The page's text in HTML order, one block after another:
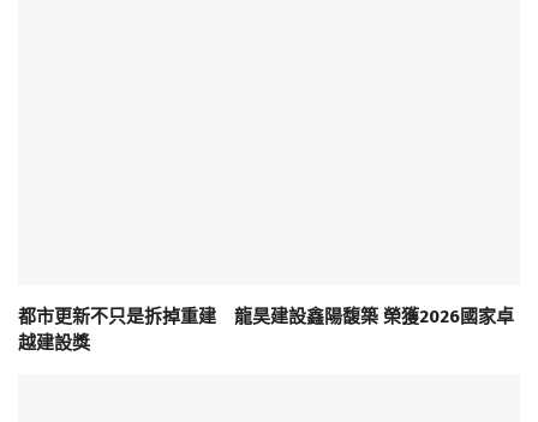
都市更新不只是拆掉重建 龍昊建設鑫陽馥築 榮獲2026國家卓
越建設獎